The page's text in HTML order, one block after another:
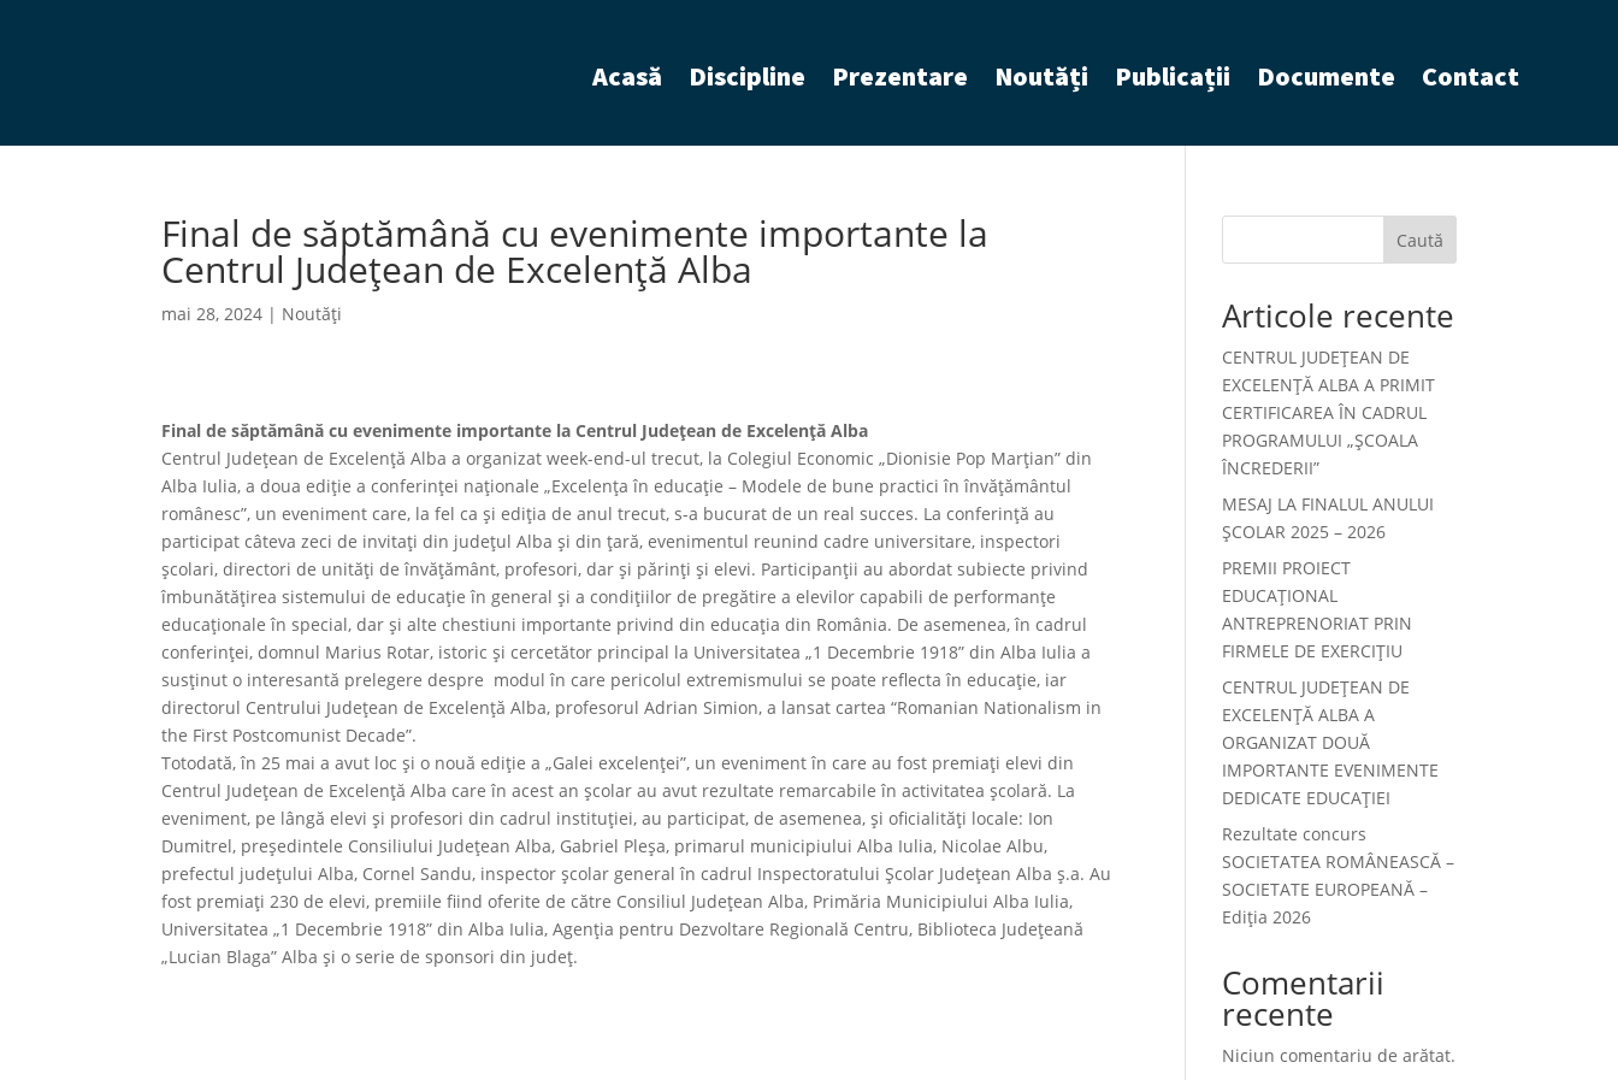
Acasă Discipline Prezentare Noutăți Publicații Documente Contact
Final de săptămână cu evenimente importante la
Centrul Județean de Excelență Alba
mai 28, 2024 | Noutăți
Final de săptămână cu evenimente importante la Centrul Județean de Excelență Alba
Centrul Județean de Excelență Alba a organizat week-end-ul trecut, la Colegiul Economic „Dionisie Pop Marțian” din
Alba Iulia, a doua ediție a conferinței naționale „Excelența în educație – Modele de bune practici în învățământul
românesc”, un eveniment care, la fel ca și ediția de anul trecut, s-a bucurat de un real succes. La conferință au
participat câteva zeci de invitați din județul Alba și din țară, evenimentul reunind cadre universitare, inspectori
școlari, directori de unități de învățământ, profesori, dar și părinți și elevi. Participanții au abordat subiecte privind
îmbunătăţirea sistemului de educație în general și a condiţiilor de pregătire a elevilor capabili de performanţe
educaționale în special, dar și alte chestiuni importante privind din educația din România. De asemenea, în cadrul
conferinței, domnul Marius Rotar, istoric și cercetător principal la Universitatea „1 Decembrie 1918” din Alba Iulia a
susținut o interesantă prelegere despre modul în care pericolul extremismului se poate reflecta în educație, iar
directorul Centrului Județean de Excelență Alba, profesorul Adrian Simion, a lansat cartea “Romanian Nationalism in
the First Postcomunist Decade”.
Totodată, în 25 mai a avut loc și o nouă ediție a „Galei excelenței”, un eveniment în care au fost premiați elevi din
Centrul Județean de Excelență Alba care în acest an școlar au avut rezultate remarcabile în activitatea școlară. La
eveniment, pe lângă elevi și profesori din cadrul instituției, au participat, de asemenea, și oficialități locale: Ion
Dumitrel, președintele Consiliului Județean Alba, Gabriel Pleșa, primarul municipiului Alba Iulia, Nicolae Albu,
prefectul județului Alba, Cornel Sandu, inspector școlar general în cadrul Inspectoratului Școlar Județean Alba ș.a. Au
fost premiați 230 de elevi, premiile fiind oferite de către Consiliul Județean Alba, Primăria Municipiului Alba Iulia,
Universitatea „1 Decembrie 1918” din Alba Iulia, Agenția pentru Dezvoltare Regională Centru, Biblioteca Județeană
„Lucian Blaga” Alba și o serie de sponsori din județ.
Caută
Articole recente
CENTRUL JUDEȚEAN DE
EXCELENȚĂ ALBA A PRIMIT
CERTIFICAREA ÎN CADRUL
PROGRAMULUI „ȘCOALA
ÎNCREDERII”
MESAJ LA FINALUL ANULUI
ȘCOLAR 2025 – 2026
PREMII PROIECT
EDUCAȚIONAL
ANTREPRENORIAT PRIN
FIRMELE DE EXERCIȚIU
CENTRUL JUDEȚEAN DE
EXCELENȚĂ ALBA A
ORGANIZAT DOUĂ
IMPORTANTE EVENIMENTE
DEDICATE EDUCAȚIEI
Rezultate concurs
SOCIETATEA ROMÂNEASCĂ –
SOCIETATE EUROPEANĂ –
Ediția 2026
Comentarii
recente
Niciun comentariu de arătat.